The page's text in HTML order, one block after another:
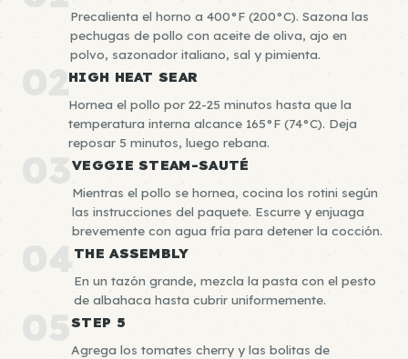
Precalienta el horno a 400°F (200°C). Sazona las
pechugas de pollo con aceite de oliva, ajo en
polvo, sazonador italiano, sal y pimienta.
02HIGH HEAT SEAR
Hornea el pollo por 22-25 minutos hasta que la
temperatura interna alcance 165°F (74°C). Deja
reposar 5 minutos, luego rebana.
03VEGGIE STEAM-SAUTÉ
Mientras el pollo se hornea, cocina los rotini según
las instrucciones del paquete. Escurre y enjuaga
brevemente con agua fría para detener la cocción.
04THE ASSEMBLY
En un tazón grande, mezcla la pasta con el pesto
de albahaca hasta cubrir uniformemente.
05STEP 5
Agrega los tomates cherry y las bolitas de